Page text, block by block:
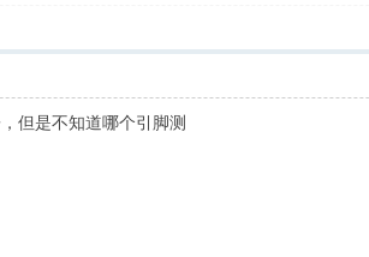
但是不知道哪个引脚测